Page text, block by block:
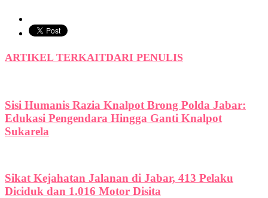
ARTIKEL TERKAITDARI PENULIS
Sisi Humanis Razia Knalpot Brong Polda Jabar:
Edukasi Pengendara Hingga Ganti Knalpot
Sukarela
Sikat Kejahatan Jalanan di Jabar, 413 Pelaku
Diciduk dan 1.016 Motor Disita